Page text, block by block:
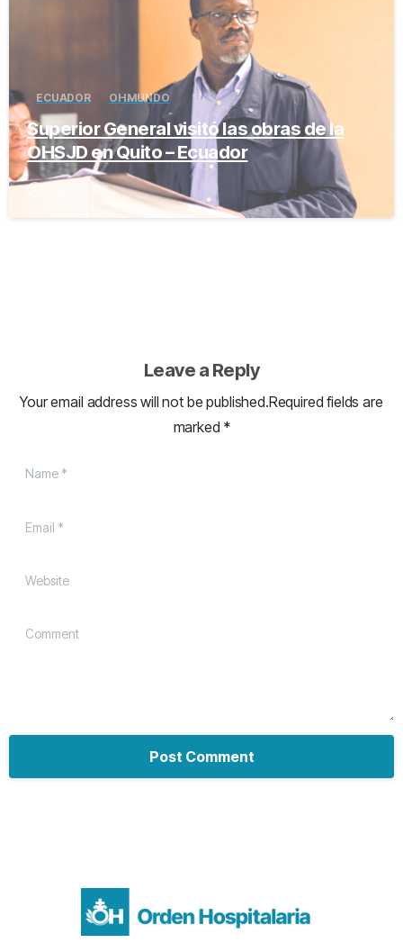
ECUADOR OH MUNDO
Superior General visitó las obras de la
OHSJD en Quito – Ecuador
4 junio, 2026
Leave a Reply
Your email address will not be published.Required fields are
marked *
Name
Email
Website
Comment